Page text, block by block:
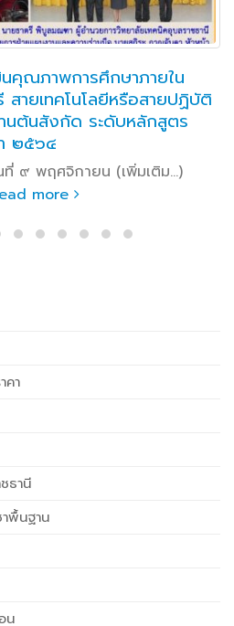
นคุณภาพการศึกษาภายใน
ายเทคโนโลยีหรือสายปฏิบัติ
นต้นสังกัด ระดับหลักสูตร
๒๕๖๔
๙ พฤศจิกายน (เพิ่มเติม…)
more
คา
ธานี
พื้นฐาน
น